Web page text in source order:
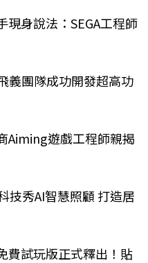
身說法：SEGA工程師
義團隊成功開發超高功
Aiming遊戲工程師親揭
技秀AI智慧照顧 打造居
費試玩版正式釋出！貼